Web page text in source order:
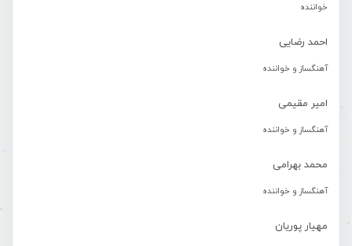
خواننده
احمد رضایی
آهنگساز و خواننده
امیر مقیمی
آهنگساز و خواننده
محمد بهرامی
آهنگساز و خواننده
مهیار پوریان